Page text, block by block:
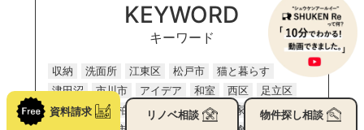
KEYWORD
キーワード
収納 洗面所 江東区 松戸市
猫と暮らす
津田沼
市川市 アイデア 和室 西区
足立区
犬と暮らす
柏の葉キャンパス 造作家具
家事
資料請求 リノベ相談 物件探し相談